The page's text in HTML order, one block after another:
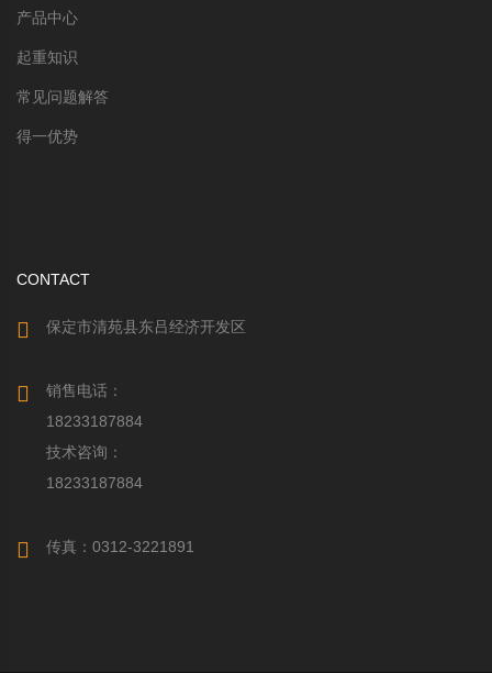
产品中心
起重知识
常见问题解答
得一优势
CONTACT
保定市清苑县东吕经济开发区
销售电话：
18233187884
技术咨询：
18233187884
传真：0312-3221891